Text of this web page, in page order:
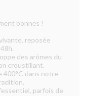
bonnes !
reposée
des arômes du
croustillant.
400°C dans notre
parfois de